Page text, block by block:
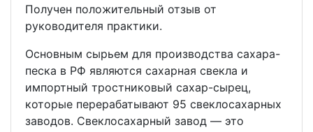
Получен положительный отзыв от
руководителя практики.
Основным сырьем для производства сахара-
песка в РФ являются сахарная свекла и
импортный тростниковый сахар-сырец,
которые перерабатывают 95 свеклосахарных
заводов. Свеклосахарный завод — это